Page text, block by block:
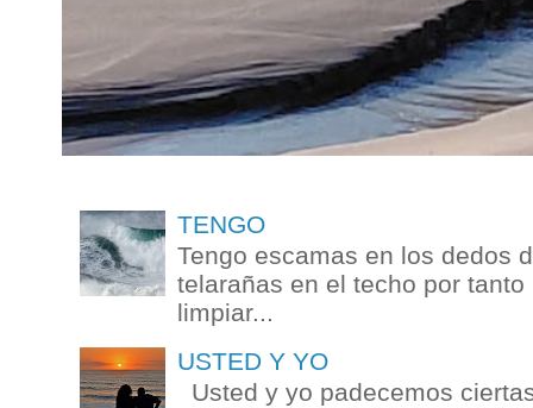
TENGO
Tengo escamas en los dedos
telarañas en el techo por
limpiar...
USTED Y YO
Usted y yo padecemos